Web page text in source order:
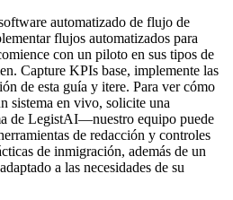
automatizado de flujo de
flujos automatizados para
con un piloto en sus tipos de
Capture KPIs base, implemente las
de esta guía y itere. Para ver cómo
sistema en vivo, solicite una
de LegistAI—nuestro equipo puede
de redacción y controles
de inmigración, además de un
a las necesidades de su